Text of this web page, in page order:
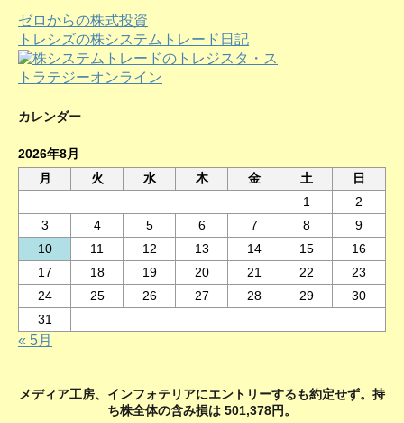
ブ
ゼロからの株式投資
トレシズの株システムトレード日記
カレンダー
2026年8月
月
火 水 木 金 土
日
1
2
3
4 5 6 7 8
9
10
11 12 13 14 15
16
17
18 19 20 21 22
23
24
25 26 27 28 29
30
31
« 5月
メディア工房、インフォテリアにエントリーするも約定せず。持
ち株全体の含み損は 501,378円。